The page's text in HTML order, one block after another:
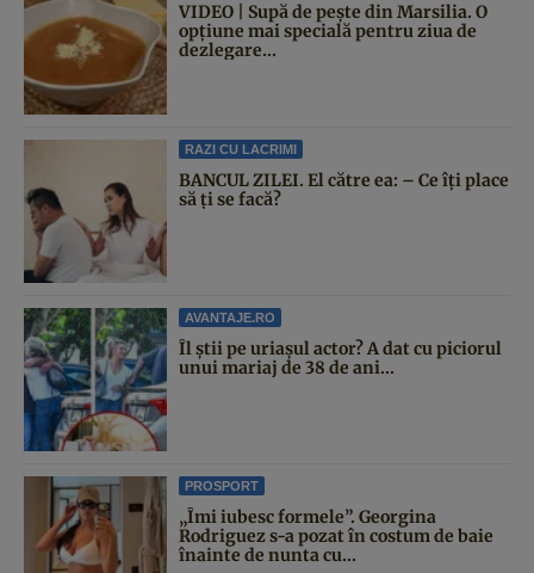
VIDEO | Supă de pește din Marsilia. O
opțiune mai specială pentru ziua de
dezlegare...
RAZI CU LACRIMI
BANCUL ZILEI. El către ea: – Ce îți place
să ți se facă?
AVANTAJE.RO
Îl știi pe uriașul actor? A dat cu piciorul
unui mariaj de 38 de ani...
PROSPORT
„Îmi iubesc formele”. Georgina
Rodriguez s-a pozat în costum de baie
înainte de nunta cu...